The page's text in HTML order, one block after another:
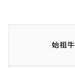
始祖牛